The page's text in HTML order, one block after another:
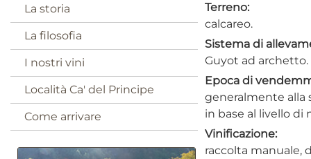
La storia
La filosofia
I nostri vini
Località Ca' del Principe
Come arrivare
Terreno:
calcareo.
Sistema di
Guyot ad archetto.
Epoca di
generalmente alla
in base al livello di
Vinificazione:
raccolta manuale,